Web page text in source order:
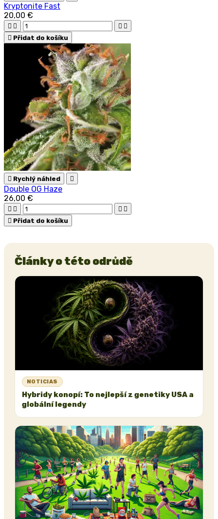
Kryptonite Fast
20,00 €
   
 Přidat do košíku
 Rychlý náhled 
Double OG Haze
26,00 €
   
 Přidat do košíku
Články o této odrůdě
NOTICIAS
Hybridy konopí: To nejlepší z genetiky USA a
globální legendy